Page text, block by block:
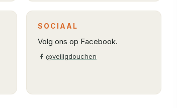
SOCIAAL
Volg ons op Facebook.
@veiligdouchen